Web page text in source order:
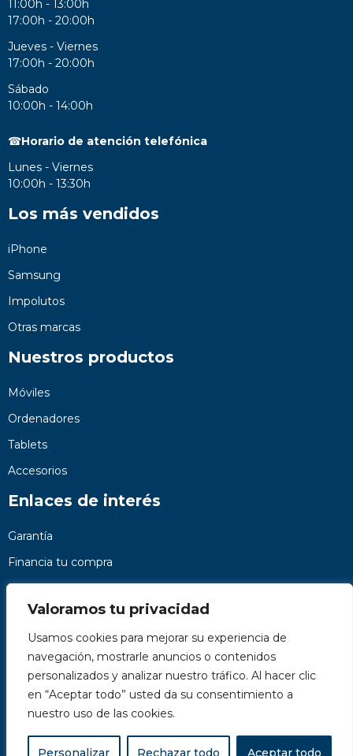
Valoramos tu privacidad
Usamos cookies para mejorar su experiencia de
navegación, mostrarle anuncios o contenidos
personalizados y analizar nuestro tráfico. Al hacer clic
en “Aceptar todo” usted da su consentimiento a
nuestro uso de las cookies.
Personalizar Rechazar todo Aceptar todo
11:00h - 13:00h
17:00h - 20:00h
Jueves - Viernes
17:00h - 20:00h
Sábado
10:00h - 14:00h
☎Horario de atención telefónica
Lunes - Viernes
10:00h - 13:30h
Los más vendidos
iPhone
Samsung
Impolutos
Otras marcas
Nuestros productos
Móviles
Ordenadores
Tablets
Accesorios
Enlaces de interés
Garantía
Financia tu compra
Preguntas frecuentes
Nosotros
Contacto
Páginas legales
Kit Digital